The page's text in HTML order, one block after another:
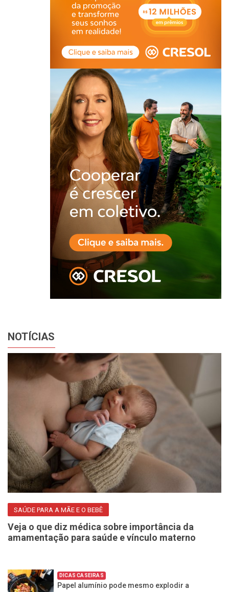
NOTÍCIAS
SAÚDE PARA A MÃE E O BEBÊ
Veja o que diz médica sobre importância da
amamentação para saúde e vínculo materno
DICAS CASEIRAS
Papel alumínio pode mesmo explodir a